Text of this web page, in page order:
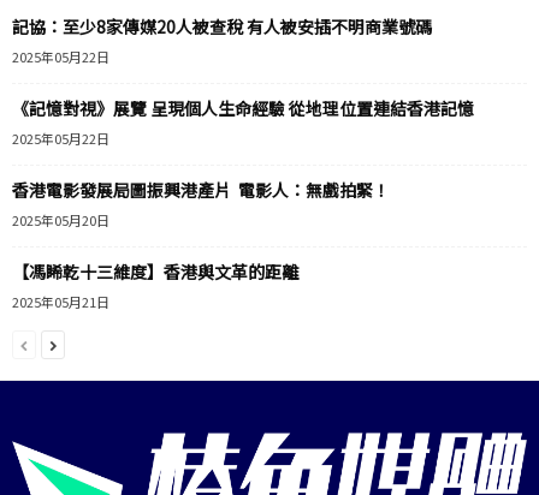
記協：至少8家傳媒20人被查稅 有人被安插不明商業號碼
2025年05月22日
《記憶對視》展覽 呈現個人生命經驗 從地理位置連結香港記憶
2025年05月22日
香港電影發展局圖振興港產片 電影人：無戲拍緊！
2025年05月20日
【馮睎乾十三維度】香港與文革的距離
2025年05月21日